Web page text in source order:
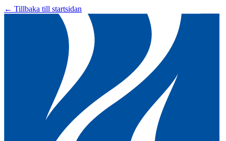
← Tillbaka till startsidan